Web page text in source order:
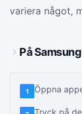
variera något,
På
1 Öppna
Tryck på